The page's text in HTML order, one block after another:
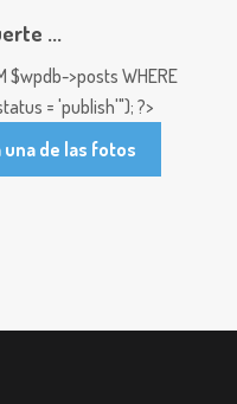
...
$wpdb->posts WHERE
= 'publish'"); ?>
de las fotos